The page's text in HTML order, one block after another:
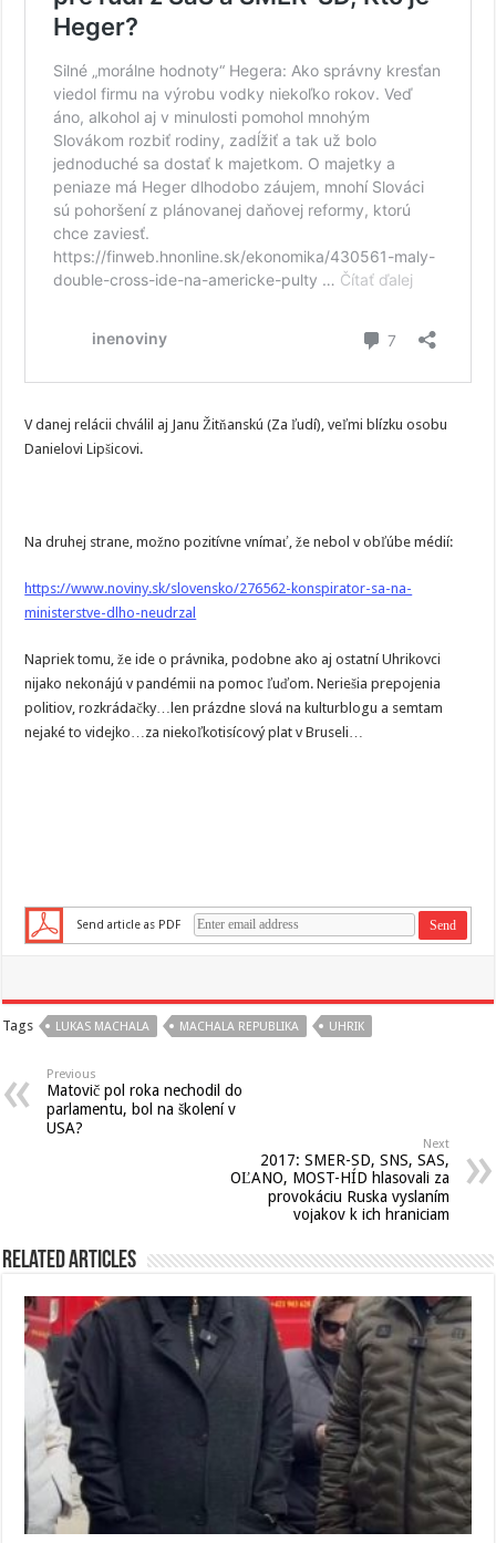
V danej relácii chválil aj Janu Žitňanskú (Za ľudí), veľmi blízku osobu
Danielovi Lipšicovi.
Na druhej strane, možno pozitívne vnímať, že nebol v obľúbe médií:
https://www.noviny.sk/slovensko/276562-konspirator-sa-na-
ministerstve-dlho-neudrzal
Napriek tomu, že ide o právnika, podobne ako aj ostatní Uhrikovci
nijako nekonájú v pandémii na pomoc ľuďom. Neriešia prepojenia
politiov, rozkrádačky…len prázdne slová na kulturblogu a semtam
nejaké to videjko…za niekoľkotisícový plat v Bruseli…
Send article as PDF
Tags LUKAS MACHALA MACHALA REPUBLIKA UHRIK
Previous
Matovič pol roka nechodil do
parlamentu, bol na školení v
USA?
Next
2017: SMER-SD, SNS, SAS,
OĽANO, MOST-HÍD hlasovali za
provokáciu Ruska vyslaním
vojakov k ich hraniciam
Related Articles